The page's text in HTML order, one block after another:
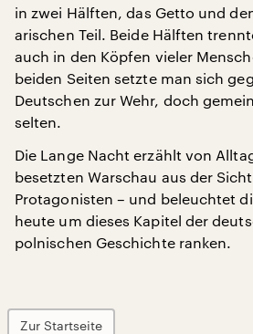
in zwei Hälften, das Getto und
arischen Teil. Beide Hälften
auch in den Köpfen vieler
beiden Seiten setzte man sich
Deutschen zur Wehr, doch
selten.
Die Lange Nacht erzählt von
besetzten Warschau aus der
Protagonisten – und beleuchtet
heute um dieses Kapitel der
polnischen Geschichte ranken.
Zur Startseite